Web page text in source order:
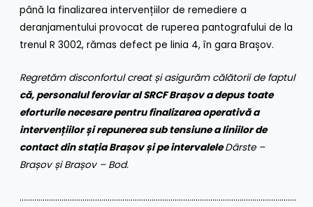
până la finalizarea intervențiilor de remediere a
deranjamentului provocat de ruperea pantografului de la
trenul R 3002, rămas defect pe linia 4, în gara Brașov.
Regretăm disconfortul creat și asigurăm călătorii de faptul
că, personalul feroviar al SRCF Brașov a depus toate
eforturile necesare pentru finalizarea operativă a
intervențiilor și repunerea sub tensiune a liniilor de
contact din stația Brașov și pe intervaleleDârste –
Brașov și Brașov – Bod.
……………………………………………………………………………………………………………………